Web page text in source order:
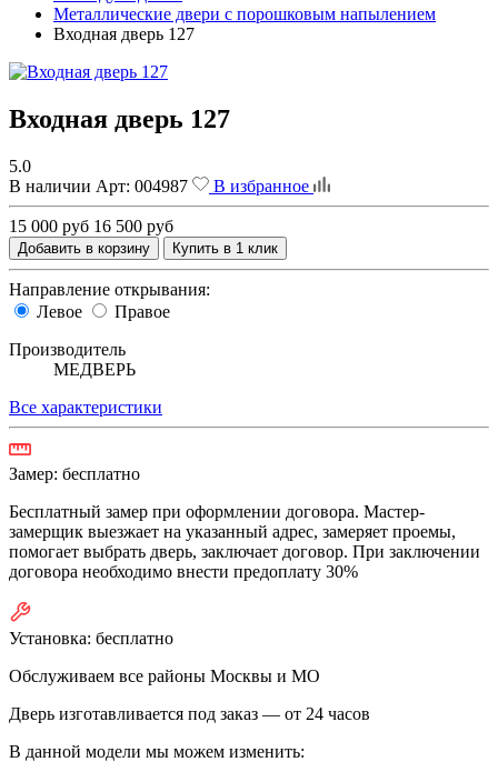
Металлические двери с порошковым напылением
Входная дверь 127
Входная дверь 127
5.0
В наличии Арт: 004987 В избранное
15 000 руб 16 500 руб
Добавить в корзину Купить в 1 клик
Направление открывания:
Левое
Правое
Производитель
МЕДВЕРЬ
Все характеристики
Замер: бесплатно
Бесплатный замер при оформлении договора. Мастер-
замерщик выезжает на указанный адрес, замеряет проемы,
помогает выбрать дверь, заключает договор. При заключении
договора необходимо внести предоплату 30%
Установка: бесплатно
Обслуживаем все районы Москвы и МО
Дверь изготавливается под заказ — от 24 часов
В данной модели мы можем изменить: